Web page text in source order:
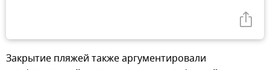
Закрытие пляжей также аргументировали